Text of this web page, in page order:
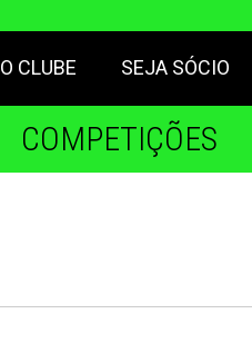
O CLUBE SEJA SÓCIO
COMPETIÇÕES